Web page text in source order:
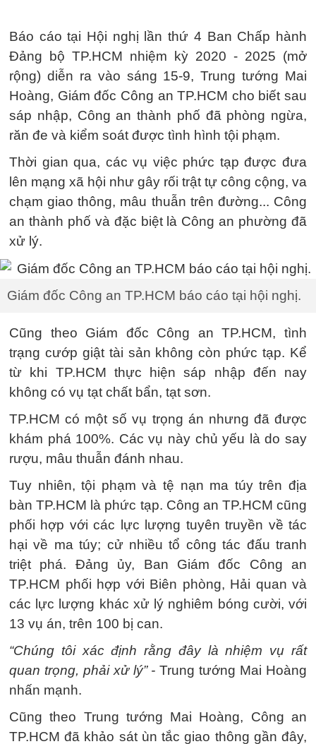
Báo cáo tại Hội nghị lần thứ 4 Ban Chấp hành
Đảng bộ TP.HCM nhiệm kỳ 2020 - 2025 (mở
rộng) diễn ra vào sáng 15-9, Trung tướng Mai
Hoàng, Giám đốc Công an TP.HCM cho biết sau
sáp nhập, Công an thành phố đã phòng ngừa,
răn đe và kiểm soát được tình hình tội phạm.
Thời gian qua, các vụ việc phức tạp được đưa
lên mạng xã hội như gây rối trật tự công cộng, va
chạm giao thông, mâu thuẫn trên đường... Công
an thành phố và đặc biệt là Công an phường đã
xử lý.
Giám đốc Công an TP.HCM báo cáo tại hội nghị.
Cũng theo Giám đốc Công an TP.HCM, tình
trạng cướp giật tài sản không còn phức tạp. Kể
từ khi TP.HCM thực hiện sáp nhập đến nay
không có vụ tạt chất bẩn, tạt sơn.
TP.HCM có một số vụ trọng án nhưng đã được
khám phá 100%. Các vụ này chủ yếu là do say
rượu, mâu thuẫn đánh nhau.
Tuy nhiên, tội phạm và tệ nạn ma túy trên địa
bàn TP.HCM là phức tạp. Công an TP.HCM cũng
phối hợp với các lực lượng tuyên truyền về tác
hại về ma túy; cử nhiều tổ công tác đấu tranh
triệt phá. Đảng ủy, Ban Giám đốc Công an
TP.HCM phối hợp với Biên phòng, Hải quan và
các lực lượng khác xử lý nghiêm bóng cười, với
13 vụ án, trên 100 bị can.
“Chúng tôi xác định rằng đây là nhiệm vụ rất
quan trọng, phải xử lý” - Trung tướng Mai Hoàng
nhấn mạnh.
Cũng theo Trung tướng Mai Hoàng, Công an
TP.HCM đã khảo sát ùn tắc giao thông gần đây,